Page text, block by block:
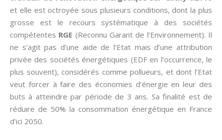
et elle est octroyée sous plusieurs conditions, dont la plus
grosse est le recours systématique à des sociétés
compétentes RGE (Reconnu Garant de l’Environnement). Il
ne s’agit pas d’une aide de l’Etat mais d’une attribution
privée des sociétés énergétiques (EDF en l’occurrence, le
plus souvent), considérés comme pollueurs, et dont l’Etat
veut forcer à faire des économies d’énergie en leur des
buts à atteindre par période de 3 ans. Sa finalité est de
réduire de 50% la consommation énergétique en France
d’ici 2050.